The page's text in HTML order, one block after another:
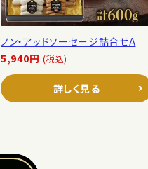
ノン・アッドソーセージ詰合せA
5,940円 (税込)
詳しく見る